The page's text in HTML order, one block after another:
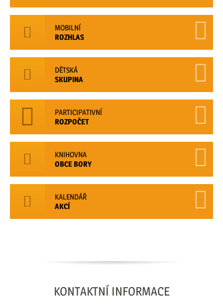
MOBILNÍ
ROZHLAS
DĚTSKÁ
SKUPINA
PARTICIPATIVNÍ
ROZPOČET
KNIHOVNA
OBCE BORY
KALENDÁŘ
AKCÍ
KONTAKTNÍ INFORMACE